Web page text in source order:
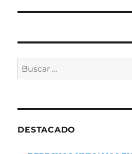
Buscar
por:
DESTACADO